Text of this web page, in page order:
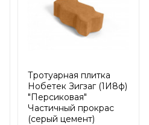
Тротуарная плитка
Нобетек Зигзаг (1И8ф)
"Персиковая"
Частичный прокрас
(серый цемент)